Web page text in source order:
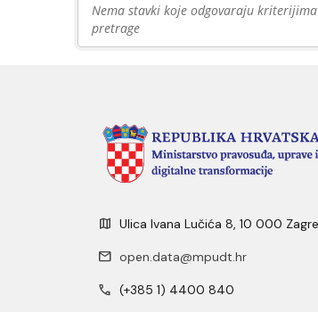
Nema stavki koje odgovaraju kriterijima
pretrage